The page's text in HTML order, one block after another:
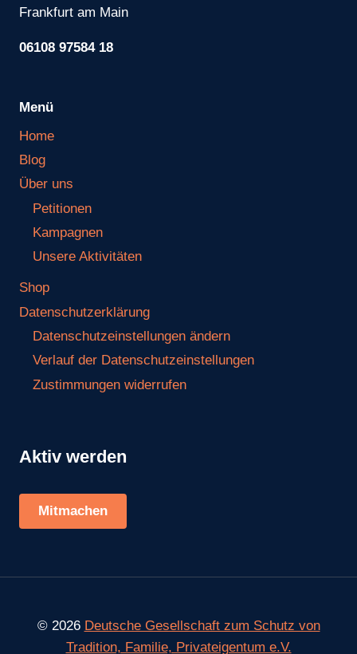
Frankfurt am Main
06108 97584 18
Menü
Home
Blog
Über uns
Petitionen
Kampagnen
Unsere Aktivitäten
Shop
Datenschutzerklärung
Datenschutzeinstellungen ändern
Verlauf der Datenschutzeinstellungen
Zustimmungen widerrufen
Aktiv werden
Mitmachen
© 2026 Deutsche Gesellschaft zum Schutz von
Tradition, Familie, Privateigentum e.V.